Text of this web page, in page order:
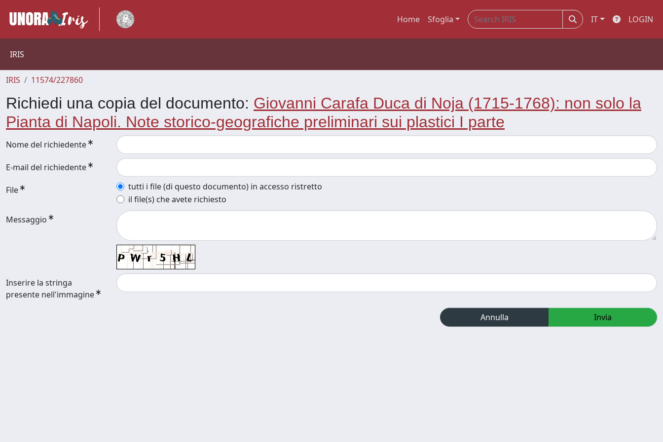
Home Sfoglia IT LOGIN
IRIS
IRIS 11574/227860
Richiedi una copia del documento: Giovanni Carafa Duca di Noja (1715-1768): non solo la
Pianta di Napoli. Note storico-geografiche preliminari sui plastici I parte
Nome del richiedente
E-mail del richiedente
File
tutti i file (di questo documento) in accesso ristretto
il file(s) che avete richiesto
Messaggio
Inserire la stringa
presente nell'immagine
Annulla Invia